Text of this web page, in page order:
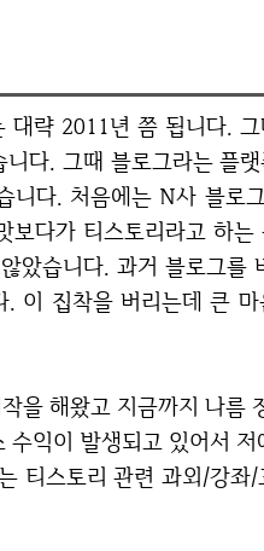
다. 그때 블로그라는 플
니다. 처음에는 N사 블로
보다가 티스토리라고 하
았습니다. 과거 블로그를
이 집착을 버리는데 큰
수익이 발생되고 있어서
티스토리 관련 과외/강